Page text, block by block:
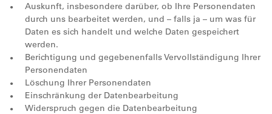
Auskunft, insbesondere darüber, ob Ihre Personendaten
durch uns bearbeitet werden, und – falls ja – um was für
Daten es sich handelt und welche Daten gespeichert
werden.
Berichtigung und gegebenenfalls Vervollständigung Ihrer
Personendaten
Löschung Ihrer Personendaten
Einschränkung der Datenbearbeitung
Widerspruch gegen die Datenbearbeitung